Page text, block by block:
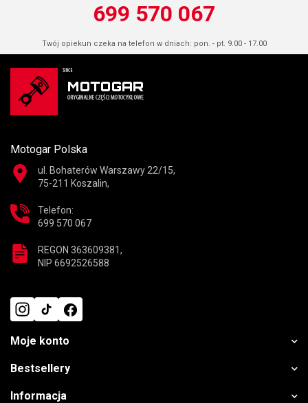
699 570 067
Twój opiekun czeka na telefon w dniach: pon. - pt. 9.00 - 17.00
Motogar Polska
ul. Bohaterów Warszawy 22/15,
75-211 Koszalin,
Telefon:
699 570 067
REGON 363609381,
NIP 6692526588
Moje konto
Bestsellery
Informacja